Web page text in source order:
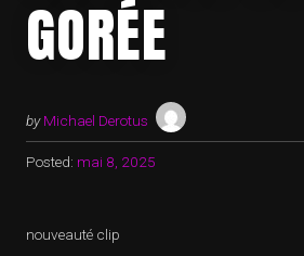
GORÉE
by Michael Derotus
Posted: mai 8, 2025
nouveauté clip